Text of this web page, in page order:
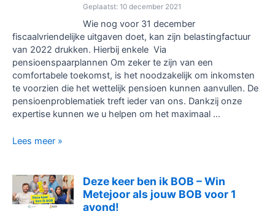
buitenland
en
hoe
plaats
ik
deze?
Geplaatst: 10 december 2021
Wie nog voor 31 december
fiscaalvriendelijke uitgaven doet, kan zijn belastingfactuur
van 2022 drukken. Hierbij enkele Via
pensioenspaarplannen Om zeker te zijn van een
comfortabele toekomst, is het noodzakelijk om inkomsten
te voorzien die het wettelijk pensioen kunnen aanvullen. De
pensioenproblematiek treft ieder van ons. Dankzij onze
expertise kunnen we u helpen om het maximaal …
Zo
je
belastingfactuur
van
Lees meer »
Deze keer ben ik BOB – Win
Metejoor als jouw BOB voor 1
avond!